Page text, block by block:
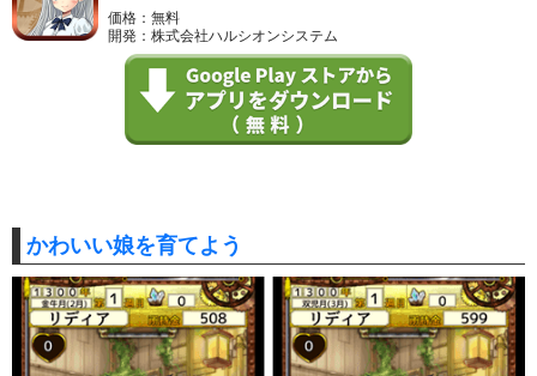
価格：無料
開発：株式会社ハルシオンシステム
かわいい娘を育てよう